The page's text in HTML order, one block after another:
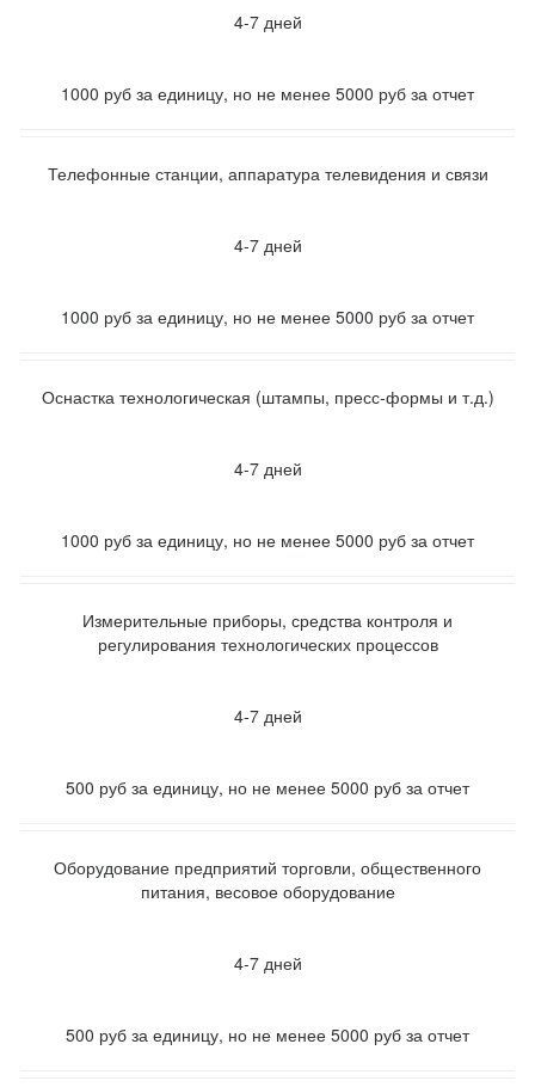
4-7 дней
1000 руб за единицу, но не менее 5000 руб за отчет
Телефонные станции, аппаратура телевидения и связи
4-7 дней
1000 руб за единицу, но не менее 5000 руб за отчет
Оснастка технологическая (штампы, пресс-формы и т.д.)
4-7 дней
1000 руб за единицу, но не менее 5000 руб за отчет
Измерительные приборы, средства контроля и
регулирования технологических процессов
4-7 дней
500 руб за единицу, но не менее 5000 руб за отчет
Оборудование предприятий торговли, общественного
питания, весовое оборудование
4-7 дней
500 руб за единицу, но не менее 5000 руб за отчет